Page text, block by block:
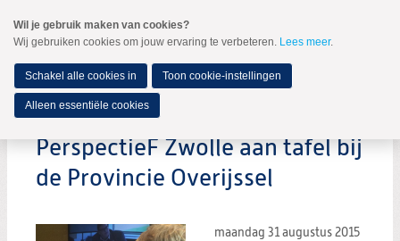
naar
Spring
de
inhoud
Spring
naar
hoofdmenu
MENU
PerspectieF Zwolle aan tafel bij
de Provincie Overijssel
maandag 31 augustus 2015
Wil je gebruik maken van cookies?
Wij gebruiken cookies om jouw ervaring te verbeteren. Lees meer.
Schakel alle cookies in Toon cookie-instellingen
Alleen essentiële cookies